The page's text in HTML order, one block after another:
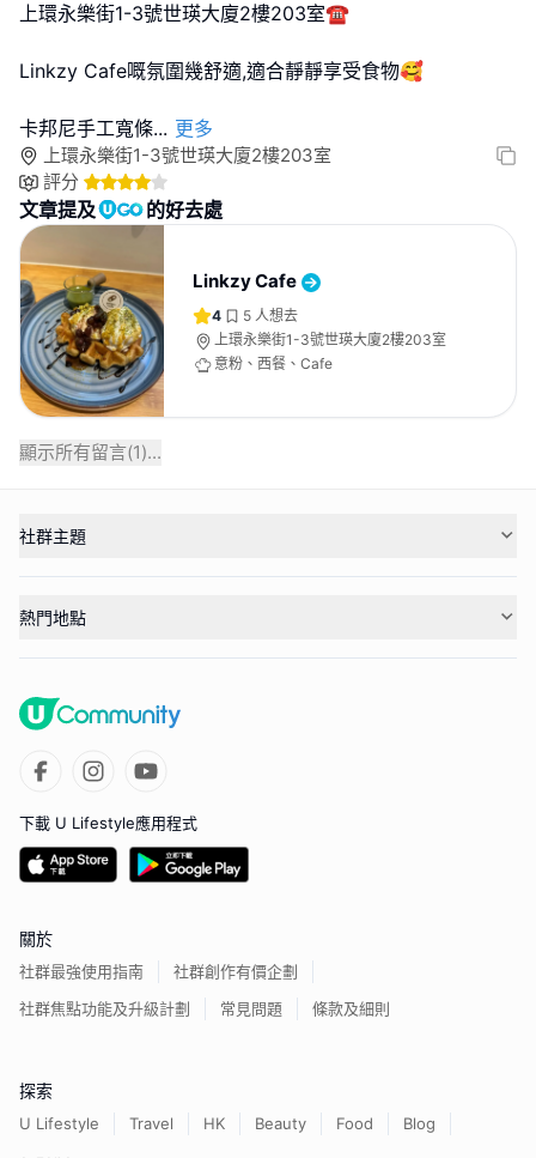
上環永樂街1-3號世瑛大廈2樓203室☎️
Linkzy Cafe嘅氛圍幾舒適,適合靜靜享受食物🥰
卡邦尼手工寬條... 更多
上環永樂街1-3號世瑛大廈2樓203室
評分
文章提及 的好去處
Linkzy Cafe
4 5 人想去
上環永樂街1-3號世瑛大廈2樓203室
意粉、西餐、Cafe
顯示所有留言(1)...
社群主題
熱門地點
下載 U Lifestyle應用程式
關於
社群最強使用指南
社群創作有價企劃
社群焦點功能及升級計劃
常見問題 條款及細則
探索
U Lifestyle Travel HK Beauty Food
Blog